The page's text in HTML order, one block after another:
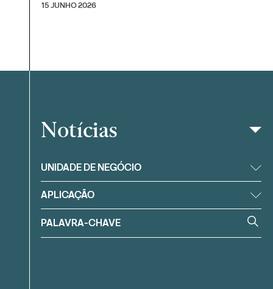
15 JUNHO 2026
Filtrar
Notícias
UNIDADE DE NEGÓCIO
APLICAÇÃO